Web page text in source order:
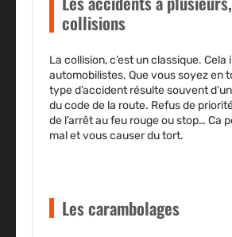
collisions
La collision, c’est un classique. Cela
automobilistes. Que vous soyez en
type d’accident résulte souvent
du code de la route. Refus de
de l’arrêt au feu rouge ou stop… Ca
mal et vous causer du tort.
Les carambolages